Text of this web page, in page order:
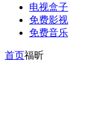
电视盒子
免费影视
免费音乐
首页福昕